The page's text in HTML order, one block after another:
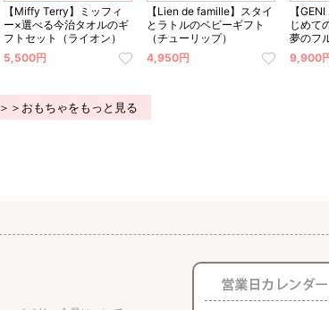
【Miffy Terry】ミッフィ
ー×選べる今治タオルのギ
フトセット（ライオン）
5,500円
【Lien de famille】スタイ
とラトルのベビーギフト
（チューリップ）
4,950円
【
じめて
夢のフ
9,900
＞＞おもちゃをもっと見る